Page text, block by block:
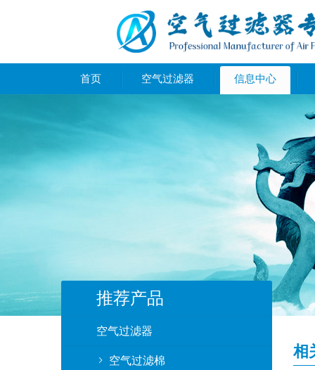
首页 空气过滤器 信息中心
相
推荐产品
空气过滤器
空气过滤棉